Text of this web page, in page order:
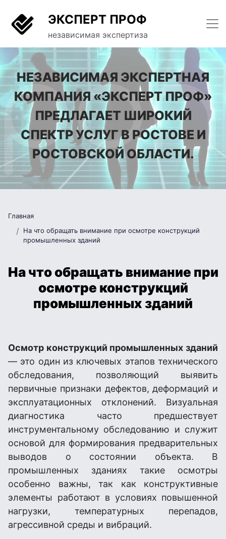
ЭКСПЕРТ ПРОФ
независимая экспертиза
НЕЗАВИСИМАЯ ЭКСПЕРТНАЯ
КОМПАНИЯ «ЭКСПЕРТ ПРОФ»
ПРЕДЛАГАЕТ ШИРОКИЙ
СПЕКТР УСЛУГ В РОСТОВЕ И
РОСТОВСКОЙ ОБЛАСТИ.
Главная
На что обращать внимание при осмотре конструкций
промышленных зданий
На что обращать внимание при
осмотре конструкций
промышленных зданий
Осмотр конструкций промышленных зданий
— это один из ключевых этапов технического
обследования, позволяющий выявить
первичные признаки дефектов, деформаций и
эксплуатационных отклонений. Визуальная
диагностика часто предшествует
инструментальному обследованию и служит
основой для формирования предварительных
выводов о состоянии объекта. В
промышленных зданиях такие осмотры
особенно важны, так как конструктивные
элементы работают в условиях повышенной
нагрузки, температурных перепадов,
агрессивной среды и вибраций.